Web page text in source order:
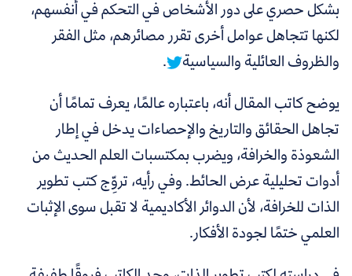
بشكل حصري على دور الأشخاص في التحكم في أنفسهم،
لكنها تتجاهل عوامل أخرى تقرر مصائرهم، مثل الفقر
والظروف العائلية والسياسية
.
يوضح كاتب المقال أنه، باعتباره عالمًا، يعرف تمامًا أن
تجاهل الحقائق والتاريخ والإحصاءات يدخل في إطار
الشعوذة والخرافة، ويضرب بمكتسبات العلم الحديث من
أدوات تحليلية عرض الحائط. وفي رأيه، تروِّج كتب تطوير
الذات للخرافة، لأن الدوائر الأكاديمية لا تقبل سوى الإثبات
العلمي ختمًا لجودة الأفكار.